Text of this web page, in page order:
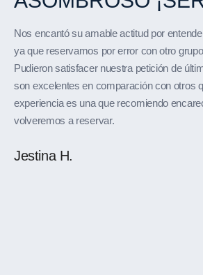
Nos encantó su amable actitud por
ya que reservamos por error con otro
Pudieron satisfacer nuestra petición de
son excelentes en comparación con otros
experiencia es una que recomiendo
volveremos a reservar.
Jestina H.
¡IMPECABLE!
¡LO MEJOR!
¡PILOTO!
HELICÓPTERO
¡LOS ÁNGELES!